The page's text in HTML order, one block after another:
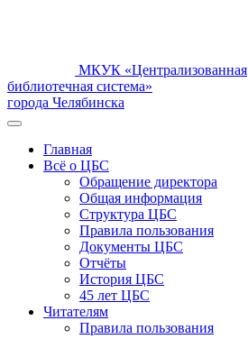
МКУК «Централизованная
библиотечная система»
города Челябинска
Главная
Всё о ЦБС
Обращение директора
Общая информация
Структура ЦБС
Правила пользования
Документы ЦБС
Отчёты
История ЦБС
45 лет ЦБС
Читателям
Правила пользования